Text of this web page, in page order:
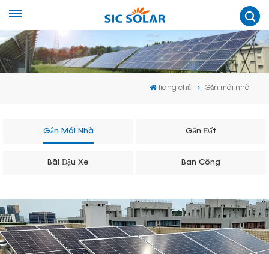
Trang chủ Gắn mái nhà
Gắn Mái Nhà Gắn Đất
Bãi Đậu Xe Ban Công